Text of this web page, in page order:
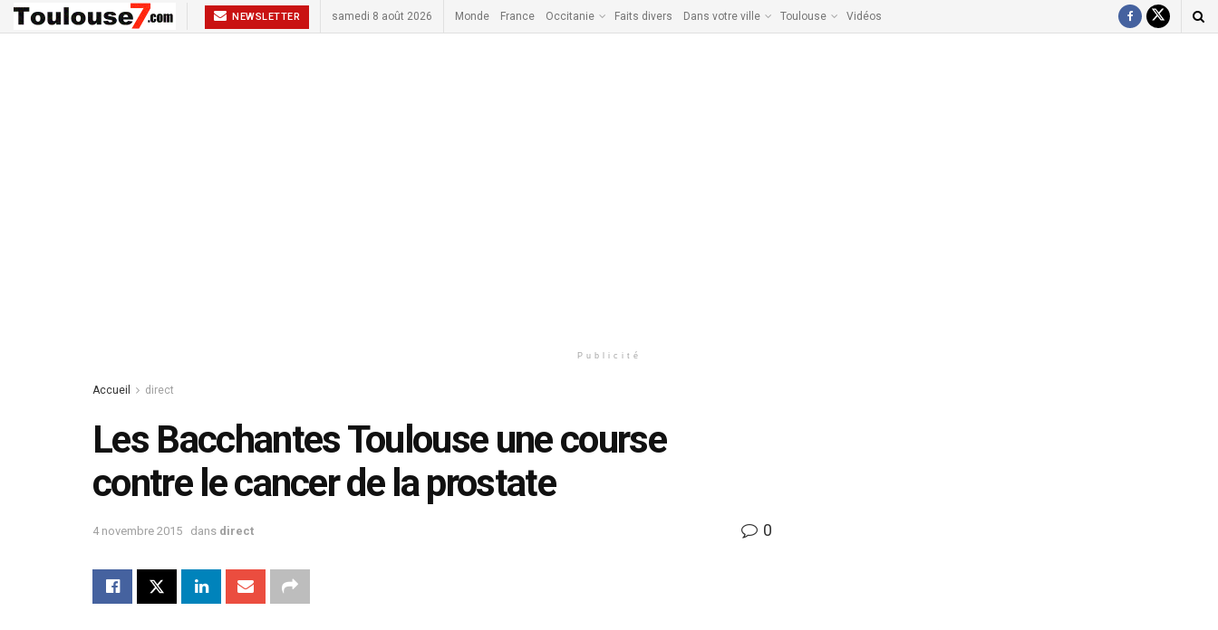
NEWSLETTER samedi 8 août 2026 Monde France Occitanie Faits divers Dans votre ville Toulouse Vidéos
Publicité
Accueil direct
Les Bacchantes Toulouse une course
contre le cancer de la prostate
4 novembre 2015 dans direct 0